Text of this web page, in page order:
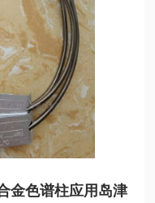
金色谱柱应用岛津